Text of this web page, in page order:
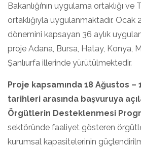
Bakanlığı’nın uygulama ortaklığı ve
ortaklığıyla uygulanmaktadır. Ocak
dönemini kapsayan 36 aylık
proje Adana, Bursa, Hatay, Konya,
Şanlıurfa illerinde yürütülmektedir.
Proje kapsamında 18 Ağustos –
tarihleri arasında başvuruya
Örgütlerin Desteklenmesi
sektöründe faaliyet gösteren
kurumsal kapasitelerinin